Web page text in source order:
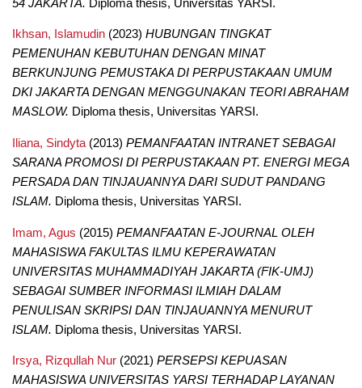
54 JAKARTA. Diploma thesis, Universitas YARSI.
Ikhsan, Islamudin(2023) HUBUNGAN TINGKAT
PEMENUHAN KEBUTUHAN DENGAN MINAT
BERKUNJUNG PEMUSTAKA DI PERPUSTAKAAN UMUM
DKI JAKARTA DENGAN MENGGUNAKAN TEORI ABRAHAM
MASLOW. Diploma thesis, Universitas YARSI.
Iliana, Sindyta(2013) PEMANFAATAN INTRANET SEBAGAI
SARANA PROMOSI DI PERPUSTAKAAN PT. ENERGI MEGA
PERSADA DAN TINJAUANNYA DARI SUDUT PANDANG
ISLAM. Diploma thesis, Universitas YARSI.
Imam, Agus (2015) PEMANFAATAN E-JOURNAL OLEH
MAHASISWA FAKULTAS ILMU KEPERAWATAN
UNIVERSITAS MUHAMMADIYAH JAKARTA (FIK-UMJ)
SEBAGAI SUMBER INFORMASI ILMIAH DALAM
PENULISAN SKRIPSI DAN TINJAUANNYA MENURUT
ISLAM. Diploma thesis, Universitas YARSI.
Irsya, Rizqullah Nur(2021) PERSEPSI KEPUASAN
MAHASISWA UNIVERSITAS YARSI TERHADAP LAYANAN